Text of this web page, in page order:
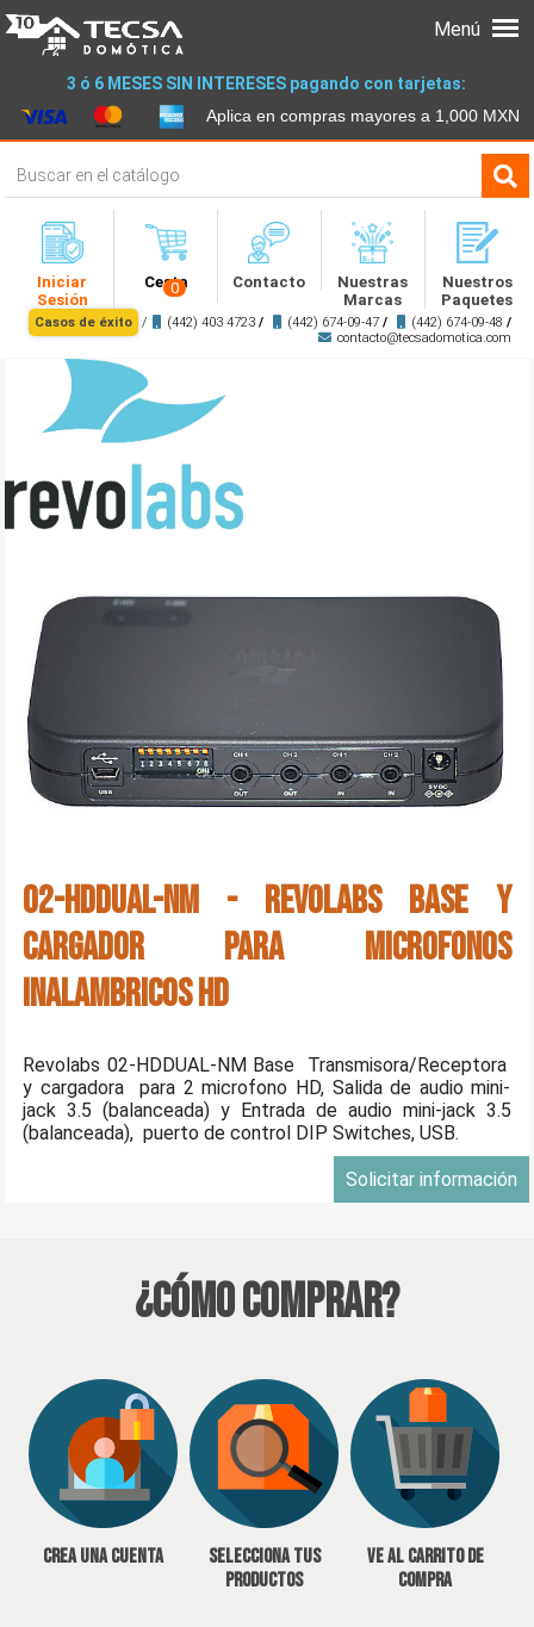
3 ó 6 MESES SIN INTERESES pagando con tarjetas:
Aplica en compras mayores a 1,000 MXN
Iniciar
Sesión
Cesta
0 Contacto
Nuestras
Marcas
Nuestros
Paquetes
Casos de éxito / (442) 403 4723 / (442) 674-09-47 / (442) 674-09-48 /
contacto@tecsadomotica.com
Menú
02-HDDUAL-NM - Revolabs Base y
cargador para microfonos
inalambricos HD
Revolabs 02-HDDUAL-NM Base Transmisora/Receptora
y cargadora para 2 microfono HD, Salida de audio mini-
jack 3.5 (balanceada) y Entrada de audio mini-jack 3.5
(balanceada), puerto de control DIP Switches, USB.
Solicitar información
¿Cómo Comprar?
Crea una cuenta
Selecciona tus
productos
Ve al carrito de
compra